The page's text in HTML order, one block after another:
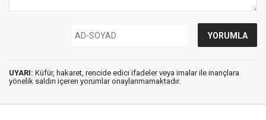
UYARI: Küfür, hakaret, rencide edici ifadeler veya imalar ile inançlara
yönelik saldırı içeren yorumlar onaylanmamaktadır.